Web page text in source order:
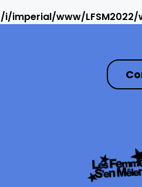
i/imperial/www/